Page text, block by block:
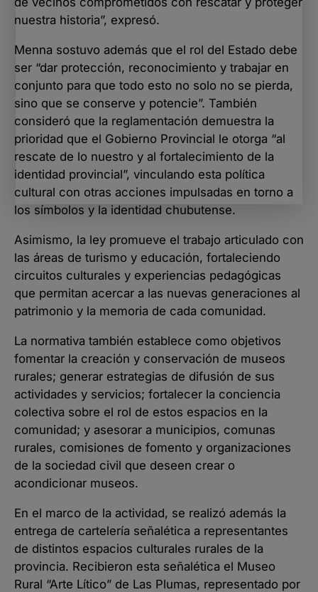
nuestra historia”, expresó.
Menna sostuvo además que el rol del Estado debe
ser “dar protección, reconocimiento y trabajar en
conjunto para que todo esto no solo no se pierda,
sino que se conserve y potencie”. También
consideró que la reglamentación demuestra la
prioridad que el Gobierno Provincial le otorga “al
rescate de lo nuestro y al fortalecimiento de la
identidad provincial”, vinculando esta política
cultural con otras acciones impulsadas en torno a
los símbolos y la identidad chubutense.
Asimismo, la ley promueve el trabajo articulado con
las áreas de turismo y educación, fortaleciendo
circuitos culturales y experiencias pedagógicas
que permitan acercar a las nuevas generaciones al
patrimonio y la memoria de cada comunidad.
La normativa también establece como objetivos
fomentar la creación y conservación de museos
rurales; generar estrategias de difusión de sus
actividades y servicios; fortalecer la conciencia
colectiva sobre el rol de estos espacios en la
comunidad; y asesorar a municipios, comunas
rurales, comisiones de fomento y organizaciones
de la sociedad civil que deseen crear o
acondicionar museos.
En el marco de la actividad, se realizó además la
entrega de cartelería señalética a representantes
de distintos espacios culturales rurales de la
provincia. Recibieron esta señalética el Museo
Rural “Arte Lítico” de Las Plumas, representado por